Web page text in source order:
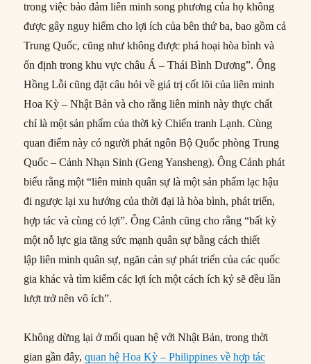
trong việc bảo đảm liên minh song phương của họ không
được gây nguy hiểm cho lợi ích của bên thứ ba, bao gồm cả
Trung Quốc, cũng như không được phá hoại hòa bình và
ổn định trong khu vực châu Á – Thái Bình Dương”. Ông
Hồng Lỗi cũng đặt câu hỏi về giá trị cốt lõi của liên minh
Hoa Kỳ – Nhật Bản và cho rằng liên minh này thực chất
chỉ là một sản phẩm của thời kỳ Chiến tranh Lạnh. Cùng
quan điểm này có người phát ngôn Bộ Quốc phòng Trung
Quốc – Cảnh Nhạn Sinh (Geng Yansheng). Ông Cảnh phát
biểu rằng một “liên minh quân sự là một sản phẩm lạc hậu
đi ngược lại xu hướng của thời đại là hòa bình, phát triển,
hợp tác và cùng có lợi”. Ông Cảnh cũng cho rằng “bất kỳ
một nỗ lực gia tăng sức mạnh quân sự bằng cách thiết
lập liên minh quân sự, ngăn cản sự phát triển của các quốc
gia khác và tìm kiếm các lợi ích một cách ích kỷ sẽ đều lần
lượt trở nên vô ích”.
Không dừng lại ở mối quan hệ với Nhật Bản, trong thời
gian gần đây,quan hệ Hoa Kỳ – Philippines về hợp tác